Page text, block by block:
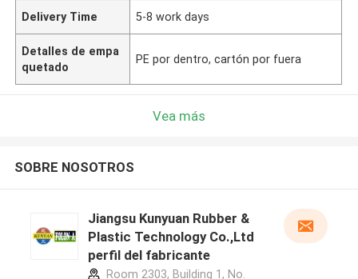
Delivery Time 5-8 work days
Detalles de empa
quetado
PE por dentro, cartón por fuera
Vea más
SOBRE NOSOTROS
Jiangsu Kunyuan Rubber &
Plastic Technology Co.,Ltd
perfil del fabricante
Room 2303, Building 1, No.